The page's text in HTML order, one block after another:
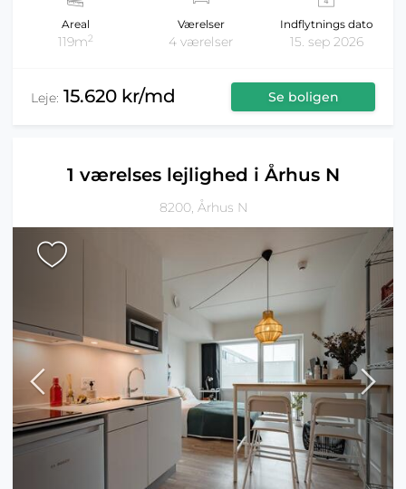
Areal
119m2
Værelser
4 værelser
Indflytnings dato
15. sep 2026
Leje: 15.620 kr/md Se boligen
1 værelses lejlighed i Århus N
8200, Århus N